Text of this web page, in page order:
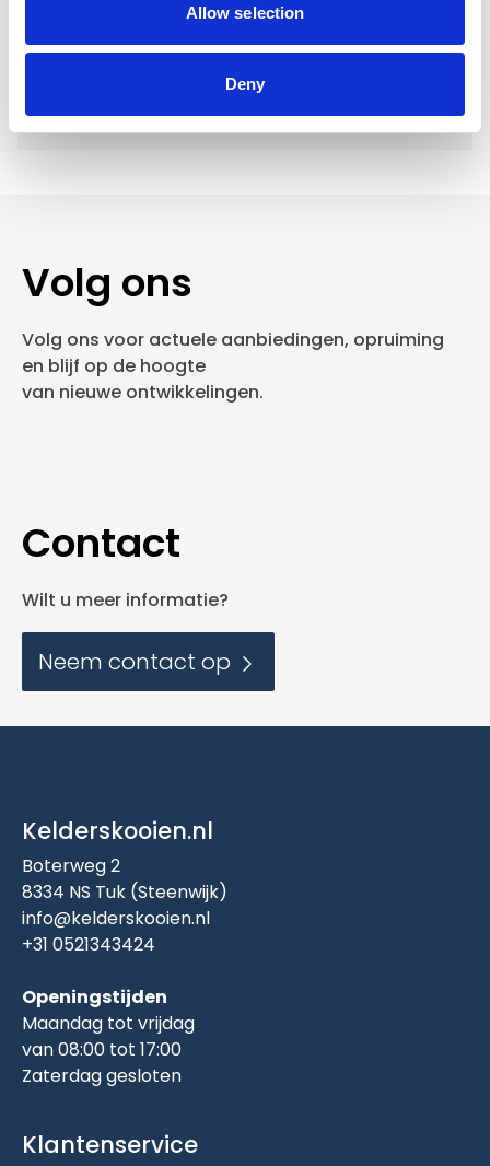
Allow selection
Deny
Verzending €5,95 Nederland
Verzending €7,95 België
In winkelwagen
Volg ons
Volg ons voor actuele aanbiedingen, opruiming
en blijf op de hoogte
van nieuwe ontwikkelingen.
Contact
Wilt u meer informatie?
Neem contact op
Kelderskooien.nl
Boterweg 2
8334 NS Tuk (Steenwijk)
info@kelderskooien.nl
+31 0521343424
Openingstijden
Maandag tot vrijdag
van 08:00 tot 17:00
Zaterdag gesloten
Klantenservice